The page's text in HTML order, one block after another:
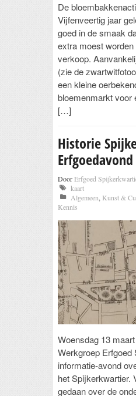
De
Vijfenveertig jaar
goed in de smaak
extra moest
verkoop.
(zie de
een kleine
bloemenmarkt voor
[…]
Historie
DoorErfgoed
kaart
Algemeen, Kunst &
Kennis
Woensdag 13
Werkgroep Erfgoed
informatie-avond
het Spijkerkwartier.
gedaan over de